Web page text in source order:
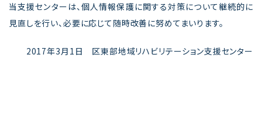
当支援センターは、個人情報保護に関する対策について継続的に
見直しを行い、必要に応じて随時改善に努めてまいります。
2017年3月1日 区東部地域リハビリテーション支援センター